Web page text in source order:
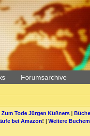
Forumsarchive
Zum Tode Jürgen Küßners|
bei Amazon! | Weitere